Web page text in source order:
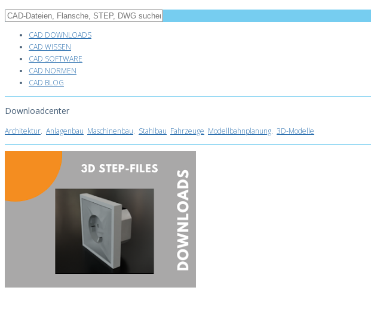
CAD DOWNLOADS
CAD WISSEN
CAD SOFTWARE
CAD NORMEN
CAD BLOG
Downloadcenter
Architektur. Anlagenbau Maschinenbau. Stahlbau Fahrzeuge Modellbahnplanung. 3D-Modelle